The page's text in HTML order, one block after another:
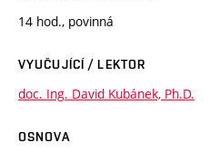
14 hod., povinná
VYUČUJÍCÍ / LEKTOR
doc. Ing. David Kubánek, Ph.D.
OSNOVA